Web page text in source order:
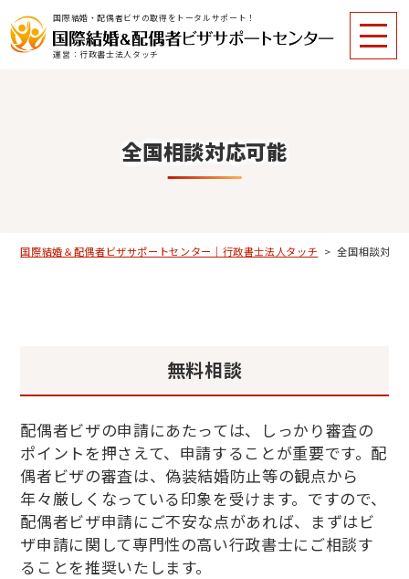
国際結婚・配偶者ビザの取得をトータルサポート！
運営：行政書士法人タッチ
全国相談対応可能
国際結婚＆配偶者ビザサポートセンター｜行政書士法人タッチ >全国相談対応
無料相談
配偶者ビザの申請にあたっては、しっかり審査の
ポイントを押さえて、申請することが重要です。配
偶者ビザの審査は、偽装結婚防止等の観点から
年々厳しくなっている印象を受けます。ですので、
配偶者ビザ申請にご不安な点があれば、まずはビ
ザ申請に関して専門性の高い行政書士にご相談す
ることを推奨いたします。